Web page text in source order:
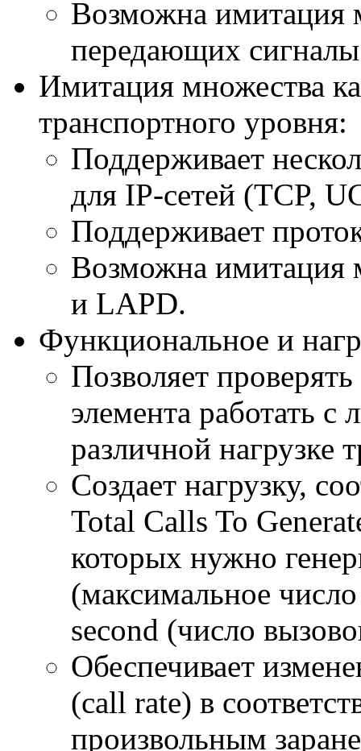
Возможна имитация
передающих
Имитация множества
транспортного уровня:
Поддерживает
для IP-сетей (TCP,
Поддерживает
Возможна имитация
и LAPD.
Функциональное и
Позволяет
элемента работать
различной нагрузке
Создает нагрузку,
Total Calls To
которых нужно
(максимальное
second (число
Обеспечивает
(call rate) в
произвольным